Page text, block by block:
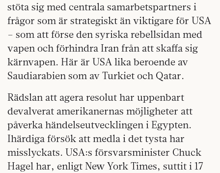
stöta sig med centrala samarbetspartners i
frågor som är strategiskt än viktigare för USA
– som att förse den syriska rebellsidan med
vapen och förhindra Iran från att skaffa sig
kärnvapen. Här är USA lika beroende av
Saudiarabien som av Turkiet och Qatar.
Rädslan att agera resolut har uppenbart
devalverat amerikanernas möjligheter att
påverka händelseutvecklingen i Egypten.
Ihärdiga försök att medla i det tysta har
misslyckats. USA:s försvarsminister Chuck
Hagel har, enligt New York Times, suttit i 17